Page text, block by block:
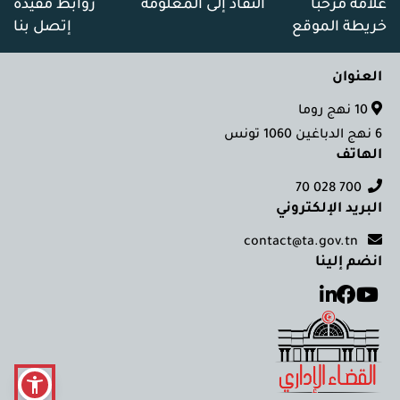
علامة مرحبا النفاذ إلى المعلومة
روابط مفيدة
خريطة الموقع
إتصل بنا
العنوان
6 نهج الدباغين 1060 تونس
الهاتف
700 028 70
البريد الإلكتروني
انضم إلينا